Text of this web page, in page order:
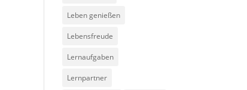
Leben genießen
Lebensfreude
Lernaufgaben
Lernpartner